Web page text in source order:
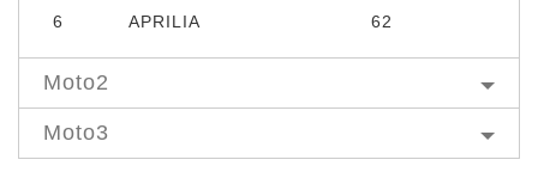
6 APRILIA 62
Moto2
Moto3